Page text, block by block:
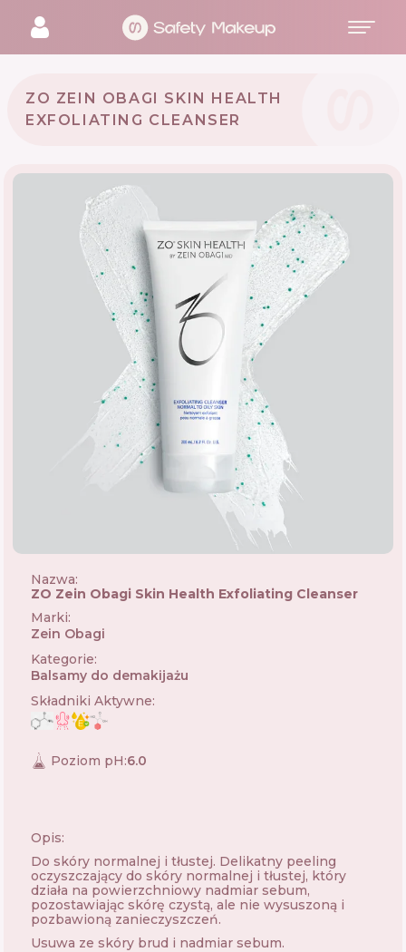
ZO ZEIN OBAGI SKIN HEALTH
EXFOLIATING CLEANSER
Nazwa:
ZO Zein Obagi Skin Health Exfoliating Cleanser
Marki:
Zein Obagi
Kategorie:
Balsamy do demakijażu
Składniki Aktywne:
Poziom pH:6.0
Opis:
Do skóry normalnej i tłustej. Delikatny peeling
oczyszczający do skóry normalnej i tłustej, który
działa na powierzchniowy nadmiar sebum,
pozostawiając skórę czystą, ale nie wysuszoną i
pozbawioną zanieczyszczeń.
Usuwa ze skóry brud i nadmiar sebum.